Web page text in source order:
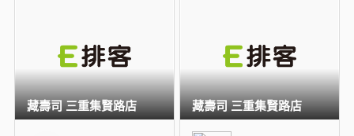
藏壽司 三重集賢路店 藏壽司 三重集賢路店